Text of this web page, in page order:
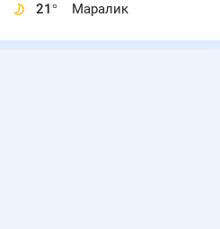
21° Маралик